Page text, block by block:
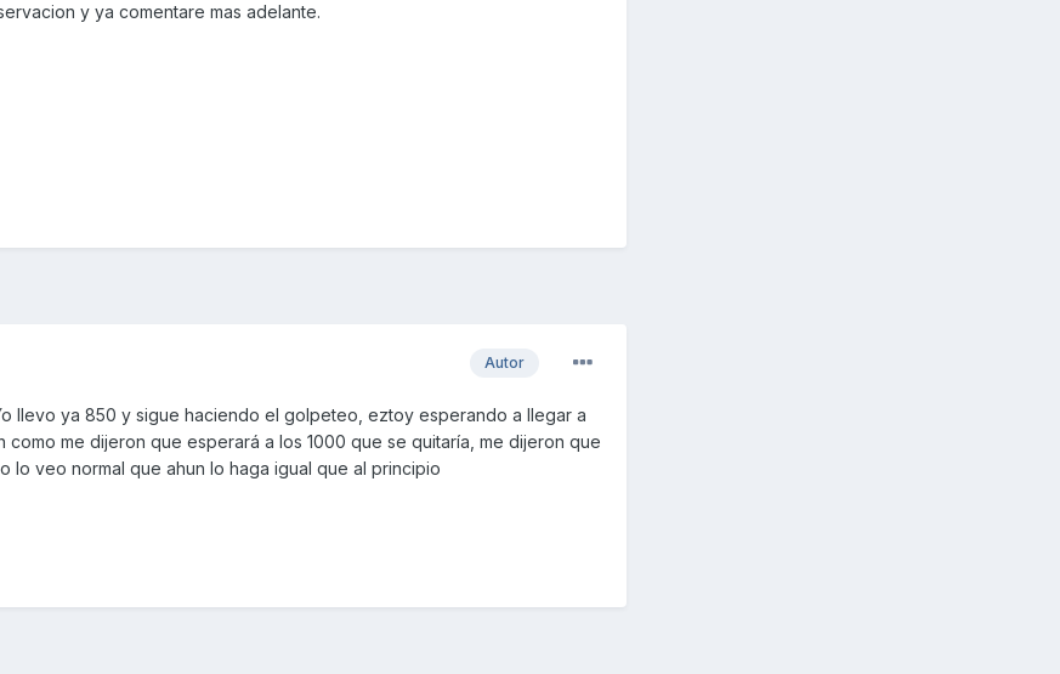
y ya comentare mas adelante.
Autor
llevo ya 850 y sigue haciendo el golpeteo, eztoy esperando a llegar a
como me dijeron que esperará a los 1000 que se quitaría, me dijeron que
lo veo normal que ahun lo haga igual que al principio